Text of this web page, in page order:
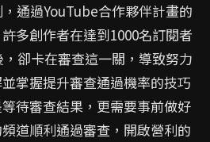
通過YouTube合作夥伴計畫的
多創作者在達到1000名訂閱者
卻卡在審查這一關，導致努力
掌握提升審查通過機率的技巧
待審查結果，更需要事前做好
道順利通過審查，開啟營利的